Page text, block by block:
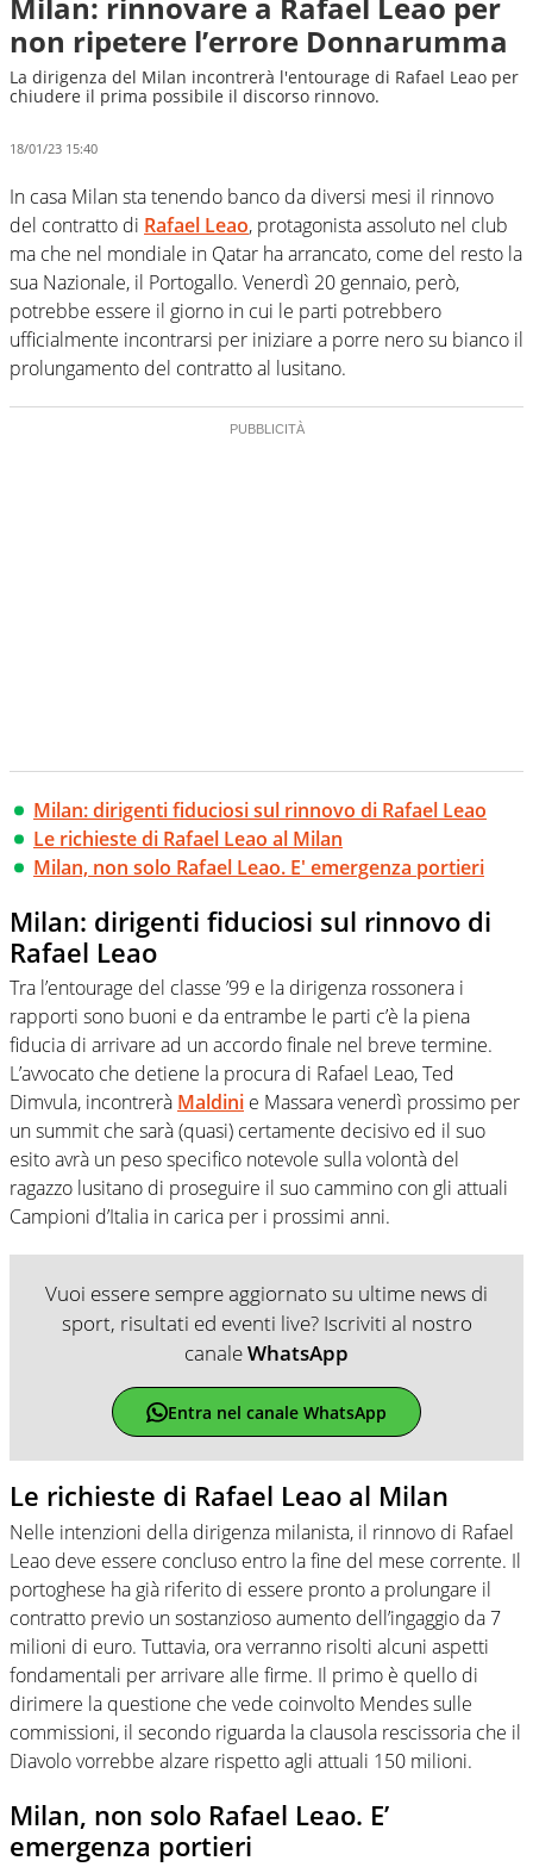
non ripetere l’errore Donnarumma
La dirigenza del Milan incontrerà l'entourage di Rafael Leao per
chiudere il prima possibile il discorso rinnovo.
18/01/23 15:40
In casa Milan sta tenendo banco da diversi mesi il rinnovo
del contratto di Rafael Leao, protagonista assoluto nel club
ma che nel mondiale in Qatar ha arrancato, come del resto la
sua Nazionale, il Portogallo. Venerdì 20 gennaio, però,
potrebbe essere il giorno in cui le parti potrebbero
ufficialmente incontrarsi per iniziare a porre nero su bianco il
prolungamento del contratto al lusitano.
Milan: dirigenti fiduciosi sul rinnovo di Rafael Leao
Le richieste di Rafael Leao al Milan
Milan, non solo Rafael Leao. E' emergenza portieri
Milan: dirigenti fiduciosi sul rinnovo di
Rafael Leao
Tra l’entourage del classe ’99 e la dirigenza rossonera i
rapporti sono buoni e da entrambe le parti c’è la piena
fiducia di arrivare ad un accordo finale nel breve termine.
L’avvocato che detiene la procura di Rafael Leao, Ted
Dimvula, incontrerà Maldini e Massara venerdì prossimo per
un summit che sarà (quasi) certamente decisivo ed il suo
esito avrà un peso specifico notevole sulla volontà del
ragazzo lusitano di proseguire il suo cammino con gli attuali
Campioni d’Italia in carica per i prossimi anni.
Vuoi essere sempre aggiornato su ultime news di
sport, risultati ed eventi live? Iscriviti al nostro
canaleWhatsApp
Entra nel canale WhatsApp
Le richieste di Rafael Leao al Milan
Nelle intenzioni della dirigenza milanista, il rinnovo di Rafael
Leao deve essere concluso entro la fine del mese corrente. Il
portoghese ha già riferito di essere pronto a prolungare il
contratto previo un sostanzioso aumento dell’ingaggio da 7
milioni di euro. Tuttavia, ora verranno risolti alcuni aspetti
fondamentali per arrivare alle firme. Il primo è quello di
dirimere la questione che vede coinvolto Mendes sulle
commissioni, il secondo riguarda la clausola rescissoria che il
Diavolo vorrebbe alzare rispetto agli attuali 150 milioni.
Milan, non solo Rafael Leao. E’
emergenza portieri